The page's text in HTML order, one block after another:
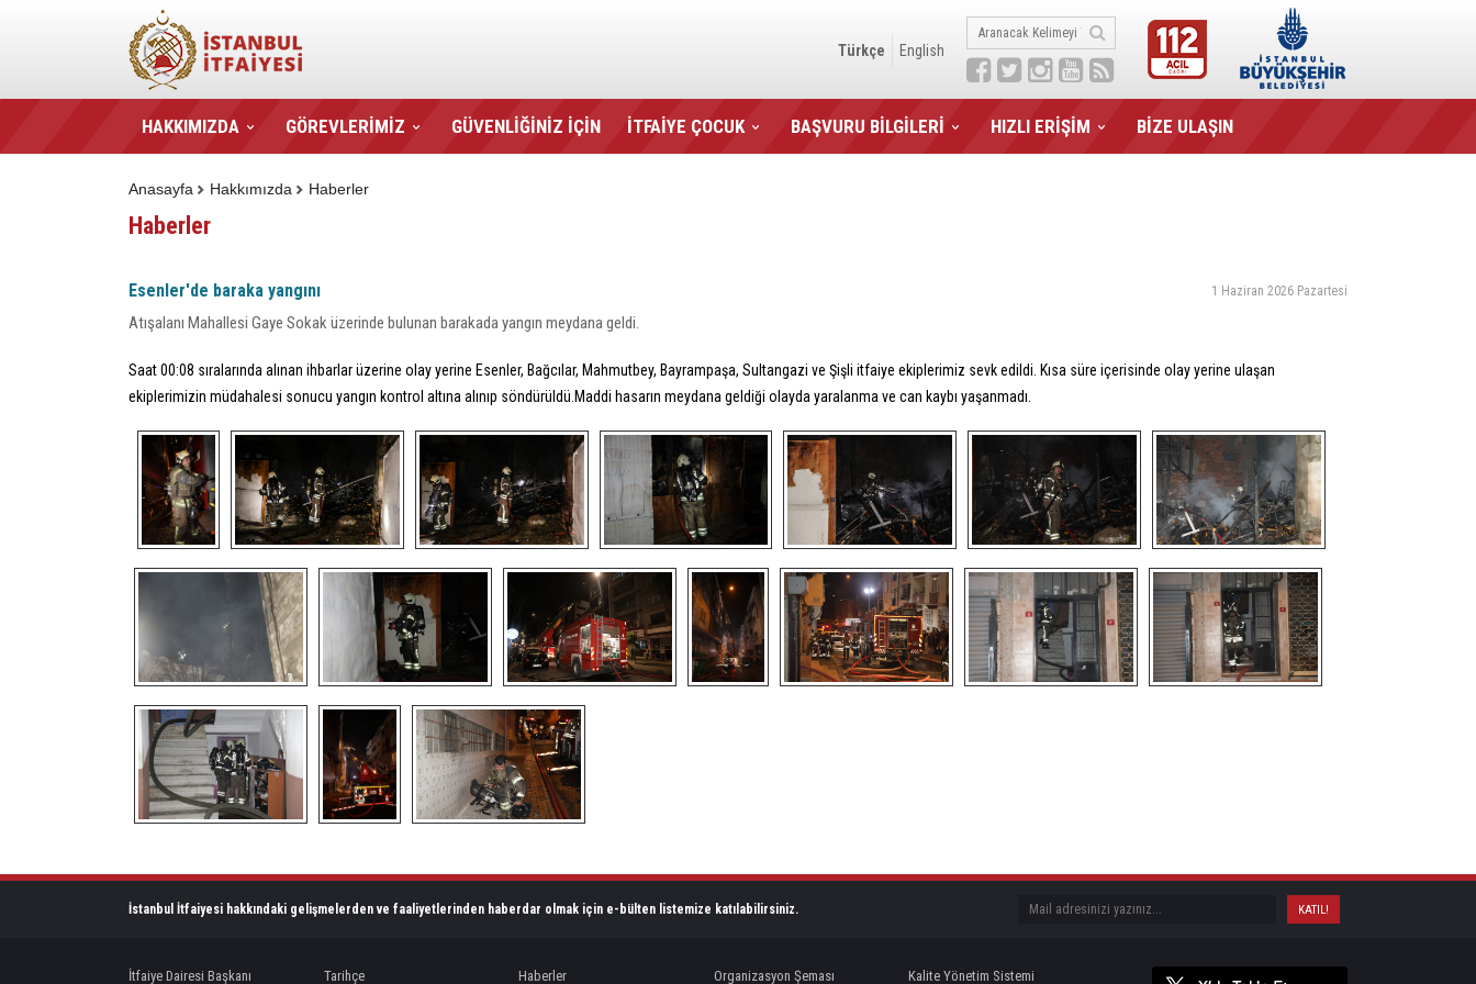
Türkçe English
HAKKIMIZDA GÖREVLERİMİZ GÜVENLİĞİNİZ İÇİN İTFAİYE ÇOCUK BAŞVURU BİLGİLERİ HIZLI ERİŞİM BİZE ULAŞIN
Haberler
Hakkımızda
Anasayfa
Haberler
Esenler'de baraka yangını 1 Haziran 2026 Pazartesi
Atışalanı Mahallesi Gaye Sokak üzerinde bulunan barakada yangın meydana geldi.
Saat 00:08 sıralarında alınan ihbarlar üzerine olay yerine Esenler, Bağcılar, Mahmutbey, Bayrampaşa, Sultangazi ve Şişli itfaiye ekiplerimiz sevk edildi. Kısa süre içerisinde olay yerine ulaşan
ekiplerimizin müdahalesi sonucu yangın kontrol altına alınıp söndürüldü.Maddi hasarın meydana geldiği olayda yaralanma ve can kaybı yaşanmadı.
İstanbul İtfaiyesi hakkındaki gelişmelerden ve faaliyetlerinden haberdar olmak için e-bülten listemize katılabilirsiniz.
İtfaiye Dairesi Başkanı Tarihçe Haberler Organizasyon Şeması Kalite Yönetim Sistemi